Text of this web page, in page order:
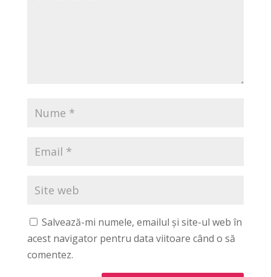
Salvează-mi numele, emailul și site-ul web în
acest navigator pentru data viitoare când o să
comentez.